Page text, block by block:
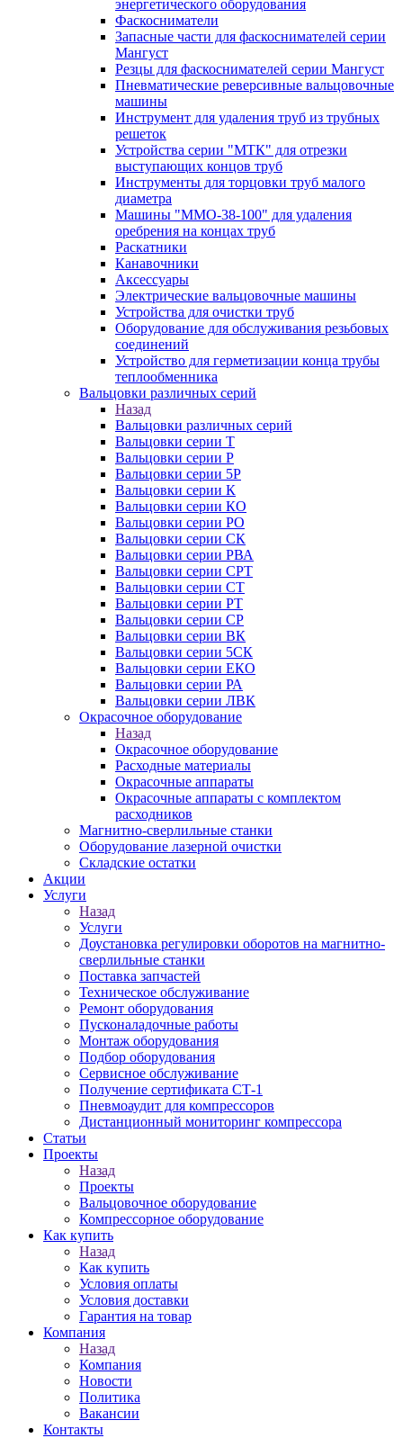
энергетического оборудования
Фаскосниматели
Запасные части для фаскоснимателей серии
Мангуст
Резцы для фаскоснимателей серии Мангуст
Пневматические реверсивные вальцовочные
машины
Инструмент для удаления труб из трубных
решеток
Устройства серии "МТК" для отрезки
выступающих концов труб
Инструменты для торцовки труб малого
диаметра
Машины "ММО-38-100" для удаления
оребрения на концах труб
Раскатники
Канавочники
Аксессуары
Электрические вальцовочные машины
Устройства для очистки труб
Оборудование для обслуживания резьбовых
соединений
Устройство для герметизации конца трубы
теплообменника
Вальцовки различных серий
Назад
Вальцовки различных серий
Вальцовки серии Т
Вальцовки серии Р
Вальцовки серии 5Р
Вальцовки серии К
Вальцовки серии КО
Вальцовки серии РО
Вальцовки серии СК
Вальцовки серии РВА
Вальцовки серии СРТ
Вальцовки серии СТ
Вальцовки серии РТ
Вальцовки серии СР
Вальцовки серии ВК
Вальцовки серии 5СК
Вальцовки серии ЕКО
Вальцовки серии РА
Вальцовки серии ЛВК
Окрасочное оборудование
Назад
Окрасочное оборудование
Расходные материалы
Окрасочные аппараты
Окрасочные аппараты с комплектом
расходников
Магнитно-сверлильные станки
Оборудование лазерной очистки
Складские остатки
Акции
Услуги
Назад
Услуги
Доустановка регулировки оборотов на магнитно-
сверлильные станки
Поставка запчастей
Техническое обслуживание
Ремонт оборудования
Пусконаладочные работы
Монтаж оборудования
Подбор оборудования
Сервисное обслуживание
Получение сертификата СТ-1
Пневмоаудит для компрессоров
Дистанционный мониторинг компрессора
Статьи
Проекты
Назад
Проекты
Вальцовочное оборудование
Компрессорное оборудование
Как купить
Назад
Как купить
Условия оплаты
Условия доставки
Гарантия на товар
Компания
Назад
Компания
Новости
Политика
Вакансии
Контакты